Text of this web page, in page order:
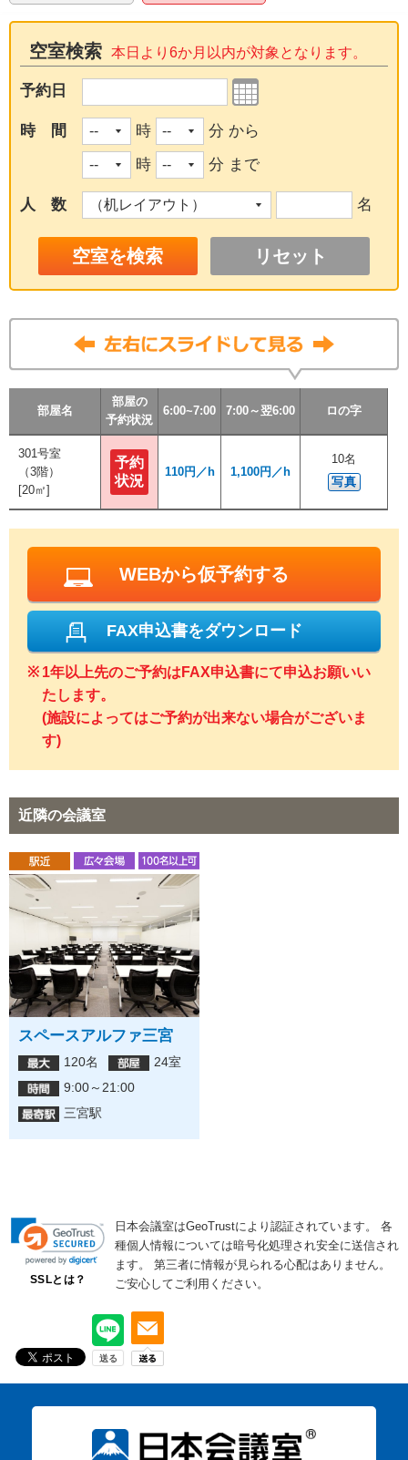
空室検索 本日より6か月以内が対象となります。
予約日
時 間 時
分 から
時
分 まで
人 数 名
リセット
部屋名
部屋の
予約状況
6:00~7:00 7:00～翌6:00 ロの字
部屋名
部屋の
予約状況
6:00~7:00 7:00～翌6:00 ロの字
部屋名
部屋の
予約状況
6:00~7:00 7:00～翌6:00 ロの字
301号室
（3階）
[20㎡]
予約
状況
110円／h 1,100円／h
10名
写真
部屋名
部屋の
予約状況
6:00~7:00 7:00～翌6:00 ロの字
301号室
（3階）
[20㎡]
予約
状況
110円／h 1,100円／h
10名
写真
WEBから仮予約する
FAX申込書をダウンロード
1年以上先のご予約はFAX申込書にて申込お願いい
たします。
(施設によってはご予約が出来ない場合がございま
す)
近隣の会議室
スペースアルファ三宮
120名
24室
9:00～21:00
三宮駅
SSLとは？
日本会議室はGeoTrustにより認証されています。
各
種個人情報については暗号化処理され安全に送信され
ます。
第三者に情報が見られる心配はありません。
ご安心してご利用ください。